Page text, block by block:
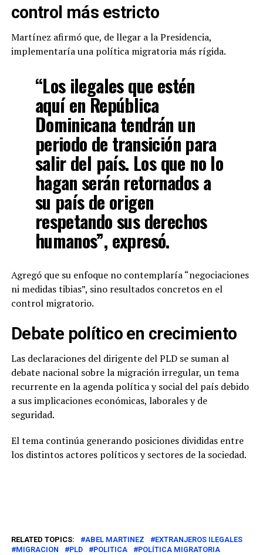
control más estricto
Martínez afirmó que, de llegar a la Presidencia,
implementaría una política migratoria más rígida.
“Los ilegales que estén
aquí en República
Dominicana tendrán un
periodo de transición para
salir del país. Los que no lo
hagan serán retornados a
su país de origen
respetando sus derechos
humanos”, expresó.
Agregó que su enfoque no contemplaría “negociaciones
ni medidas tibias”, sino resultados concretos en el
control migratorio.
Debate político en crecimiento
Las declaraciones del dirigente del PLD se suman al
debate nacional sobre la migración irregular, un tema
recurrente en la agenda política y social del país debido
a sus implicaciones económicas, laborales y de
seguridad.
El tema continúa generando posiciones divididas entre
los distintos actores políticos y sectores de la sociedad.
RELATED TOPICS: ABEL MARTINEZ
EXTRANJEROS ILEGALES
MIGRACION
PLD POLITICA POLÍTICA MIGRATORIA